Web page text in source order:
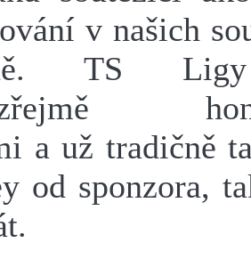
v našich
TS
a už tradičně
od sponzora,